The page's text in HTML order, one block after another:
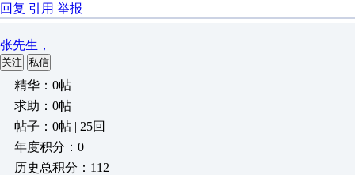
回复 引用 举报
张先生，
关注 私信
精华：0帖
求助：0帖
帖子：0帖 | 25回
年度积分：0
历史总积分：112